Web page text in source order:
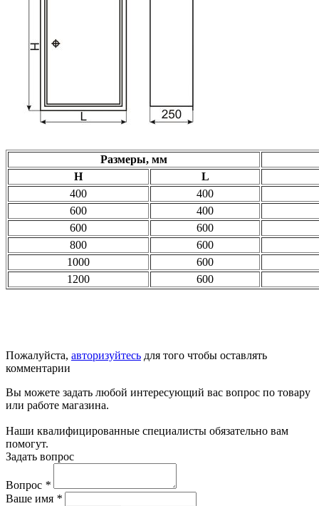
Размеры, мм
H
L
400
400
600
400
600
600
800
600
1000
600
1200
600
Пожалуйста, авторизуйтесь для того чтобы оставлять
комментарии
Вы можете задать любой интересующий вас вопрос по товару
или работе магазина.
Наши квалифицированные специалисты обязательно вам
помогут.
Задать вопрос
Вопрос *
Ваше имя *